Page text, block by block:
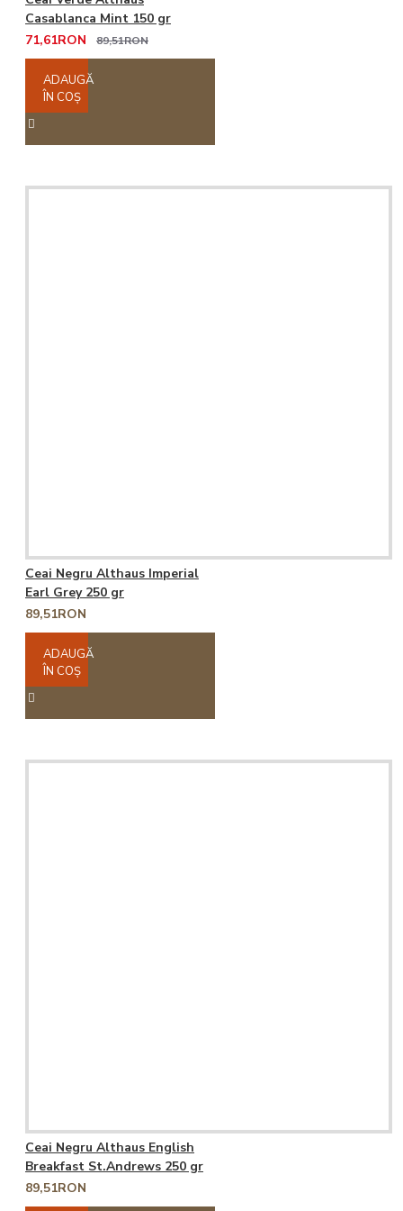
Casablanca Mint 150 gr
71,61RON
89,51RON
ADAUGĂ
ÎN COŞ
Ceai Negru Althaus Imperial
Earl Grey 250 gr
89,51RON
ADAUGĂ
ÎN COŞ
Ceai Negru Althaus English
Breakfast St.Andrews 250 gr
89,51RON